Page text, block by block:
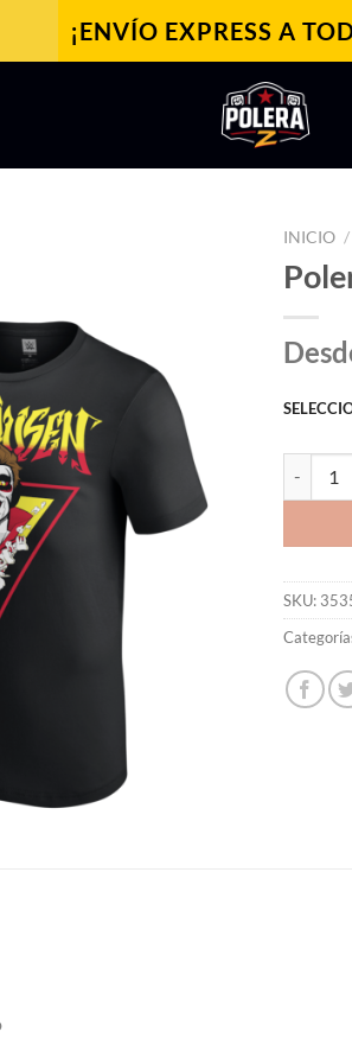
¡ENVÍO EXPRESS A
INICIO /
SKU: